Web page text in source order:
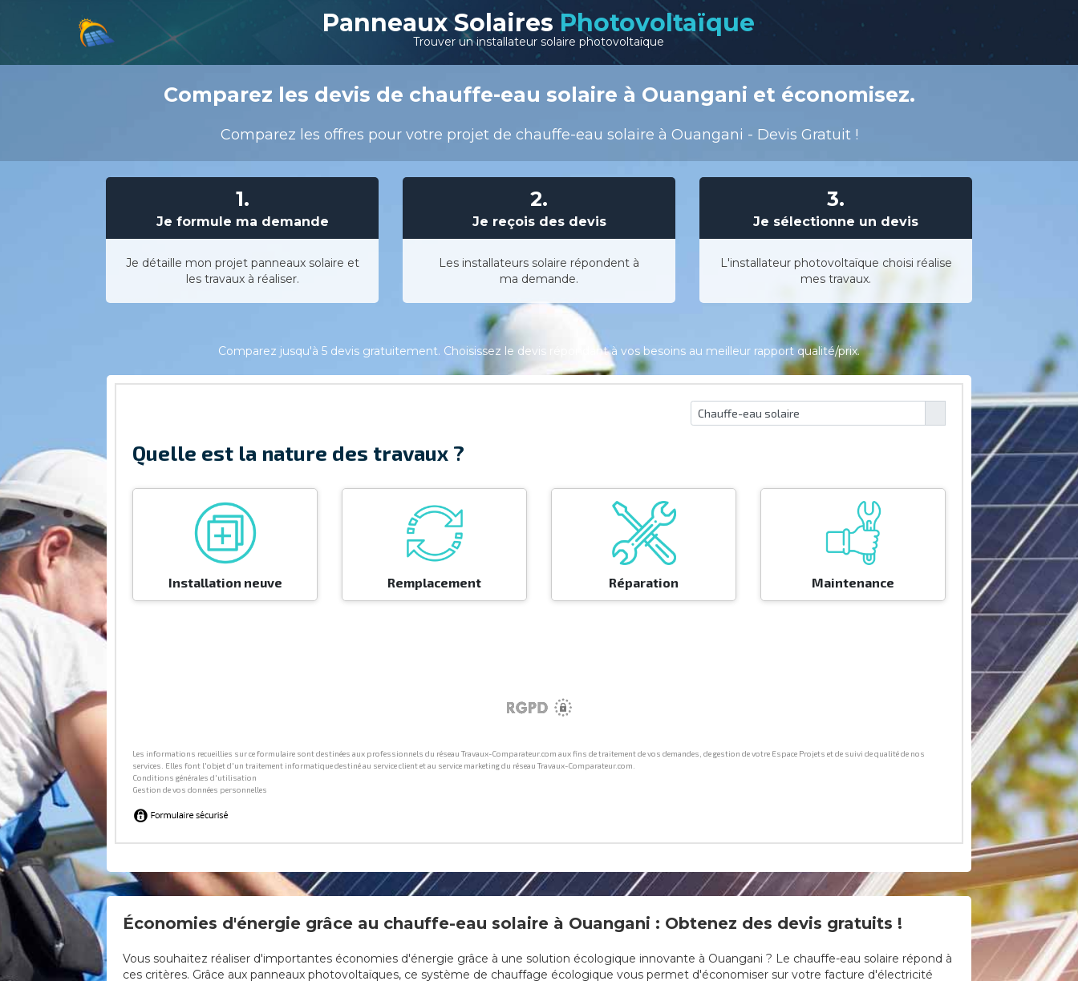
Panneaux Solaires Photovoltaïque
Trouver un installateur solaire photovoltaïque
Comparez les devis de chauffe-eau solaire à Ouangani et économisez.
Comparez les offres pour votre projet de chauffe-eau solaire à Ouangani - Devis Gratuit !
1.
Je formule ma demande
Je détaille mon projet panneaux solaire et
les travaux à réaliser.
2.
Je reçois des devis
Les installateurs solaire répondent à
ma demande.
3.
Je sélectionne un devis
L'installateur photovoltaïque choisi réalise
mes travaux.
Comparez jusqu'à 5 devis gratuitement. Choisissez le devis répondant à vos besoins au meilleur rapport qualité/prix.
Économies d'énergie grâce au chauffe-eau solaire à Ouangani : Obtenez des devis gratuits !
Vous souhaitez réaliser d'importantes économies d'énergie grâce à une solution écologique innovante à Ouangani ? Le chauffe-eau solaire répond à
ces critères. Grâce aux panneaux photovoltaïques, ce système de chauffage écologique vous permet d'économiser sur votre facture d'électricité